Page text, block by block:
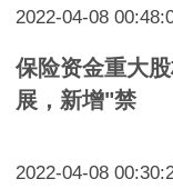
2022-04-08
保险资金重大
展，新增"禁
2022-04-08